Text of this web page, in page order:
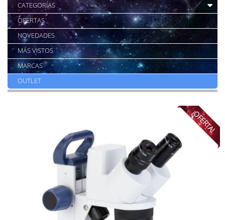
CATEGORÍAS
OFERTAS
NOVEDADES
MÁS VISTOS
MARCAS
OUTLET
¡OFERTA!